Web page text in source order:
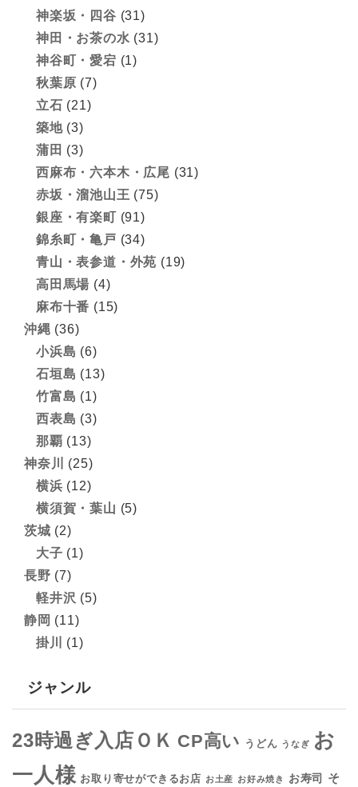
神楽坂・四谷 (31)
神田・お茶の水 (31)
神谷町・愛宕 (1)
秋葉原 (7)
立石 (21)
築地(3)
蒲田 (3)
西麻布・六本木・広尾 (31)
赤坂・溜池山王 (75)
銀座・有楽町 (91)
錦糸町・亀戸 (34)
青山・表参道・外苑 (19)
高田馬場 (4)
麻布十番 (15)
沖縄 (36)
小浜島 (6)
石垣島 (13)
竹富島 (1)
西表島 (3)
那覇 (13)
神奈川
(25)
横浜 (12)
横須賀・葉山 (5)
茨城 (2)
大子 (1)
長野 (7)
軽井沢 (5)
静岡 (11)
掛川
(1)
ジャンル
23時過ぎ入店ＯＫ CP高い うどん うなぎ お
一人様 お取り寄せができるお店 お土産 お好み焼き お寿司 そ